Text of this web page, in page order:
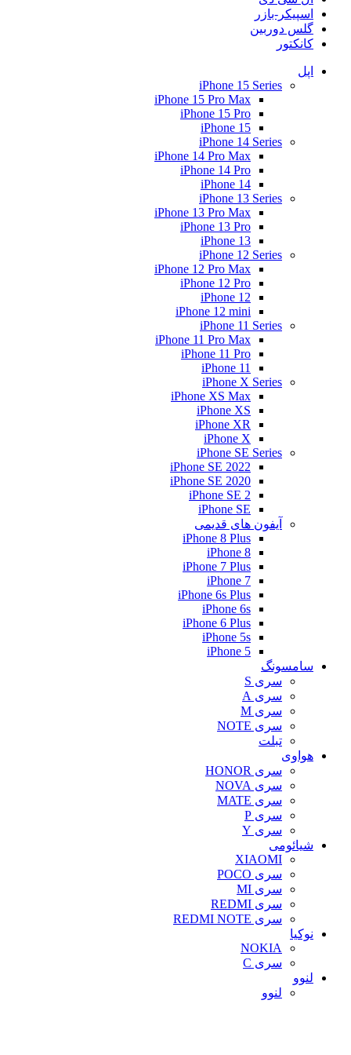
اسپیکر-بازر
گلس دوربین
کانکتور
اپل
iPhone 15 Series
iPhone 15 Pro Max
iPhone 15 Pro
iPhone 15
iPhone 14 Series
iPhone 14 Pro Max
iPhone 14 Pro
iPhone 14
iPhone 13 Series
iPhone 13 Pro Max
iPhone 13 Pro
iPhone 13
iPhone 12 Series
iPhone 12 Pro Max
iPhone 12 Pro
iPhone 12
iPhone 12 mini
iPhone 11 Series
iPhone 11 Pro Max
iPhone 11 Pro
iPhone 11
iPhone X Series
iPhone XS Max
iPhone XS
iPhone XR
iPhone X
iPhone SE Series
iPhone SE 2022
iPhone SE 2020
iPhone SE 2
iPhone SE
آیفون های قدیمی
iPhone 8 Plus
iPhone 8
iPhone 7 Plus
iPhone 7
iPhone 6s Plus
iPhone 6s
iPhone 6 Plus
iPhone 5s
iPhone 5
سامسونگ
سری S
سری A
سری M
سری NOTE
تبلت
هواوی
سری HONOR
سری NOVA
سری MATE
سری P
سری Y
شیائومی
XIAOMI
سری POCO
سری MI
سری REDMI
سری REDMI NOTE
نوکیا
NOKIA
سری C
لنوو
لنوو